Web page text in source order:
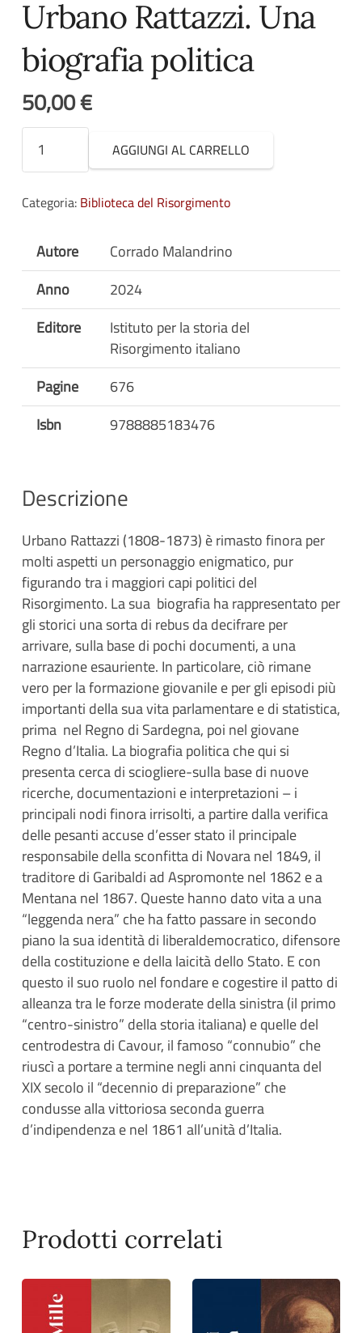
Urbano Rattazzi. Una
biografia politica
50,00€
Rattazzi.
Una
biografia
quantità
AGGIUNGI AL CARRELLO
Categoria: Biblioteca del Risorgimento
Autore
Corrado Malandrino
Anno
2024
Editore
Istituto per la storia del
Risorgimento italiano
Pagine
676
Isbn
9788885183476
Descrizione
Urbano Rattazzi (1808-1873) è rimasto finora per
molti aspetti un personaggio enigmatico, pur
figurando tra i maggiori capi politici del
Risorgimento. La sua biografia ha rappresentato per
gli storici una sorta di rebus da decifrare per
arrivare, sulla base di pochi documenti, a una
narrazione esauriente. In particolare, ciò rimane
vero per la formazione giovanile e per gli episodi più
importanti della sua vita parlamentare e di statistica,
prima nel Regno di Sardegna, poi nel giovane
Regno d’Italia. La biografia politica che qui si
presenta cerca di sciogliere-sulla base di nuove
ricerche, documentazioni e interpretazioni – i
principali nodi finora irrisolti, a partire dalla verifica
delle pesanti accuse d’esser stato il principale
responsabile della sconfitta di Novara nel 1849, il
traditore di Garibaldi ad Aspromonte nel 1862 e a
Mentana nel 1867. Queste hanno dato vita a una
“leggenda nera” che ha fatto passare in secondo
piano la sua identità di liberaldemocratico, difensore
della costituzione e della laicità dello Stato. E con
questo il suo ruolo nel fondare e cogestire il patto di
alleanza tra le forze moderate della sinistra (il primo
“centro-sinistro” della storia italiana) e quelle del
centrodestra di Cavour, il famoso “connubio” che
riuscì a portare a termine negli anni cinquanta del
XIX secolo il “decennio di preparazione” che
condusse alla vittoriosa seconda guerra
d’indipendenza e nel 1861 all’unità d’Italia.
Prodotti correlati